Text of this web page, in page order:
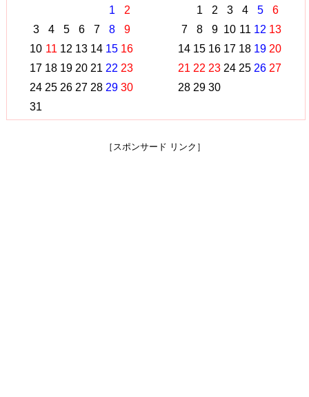
1
2
3
4 5 6 7 8
9
10 11 12 13 14 15 16
17 18 19 20 21 22 23
24 25 26 27 28 29 30
31
1
2 3 4 5
6
7
8 9 10 11 12 13
14 15 16 17 18 19 20
21 22 23 24 25 26 27
28 29 30
［スポンサード リンク］